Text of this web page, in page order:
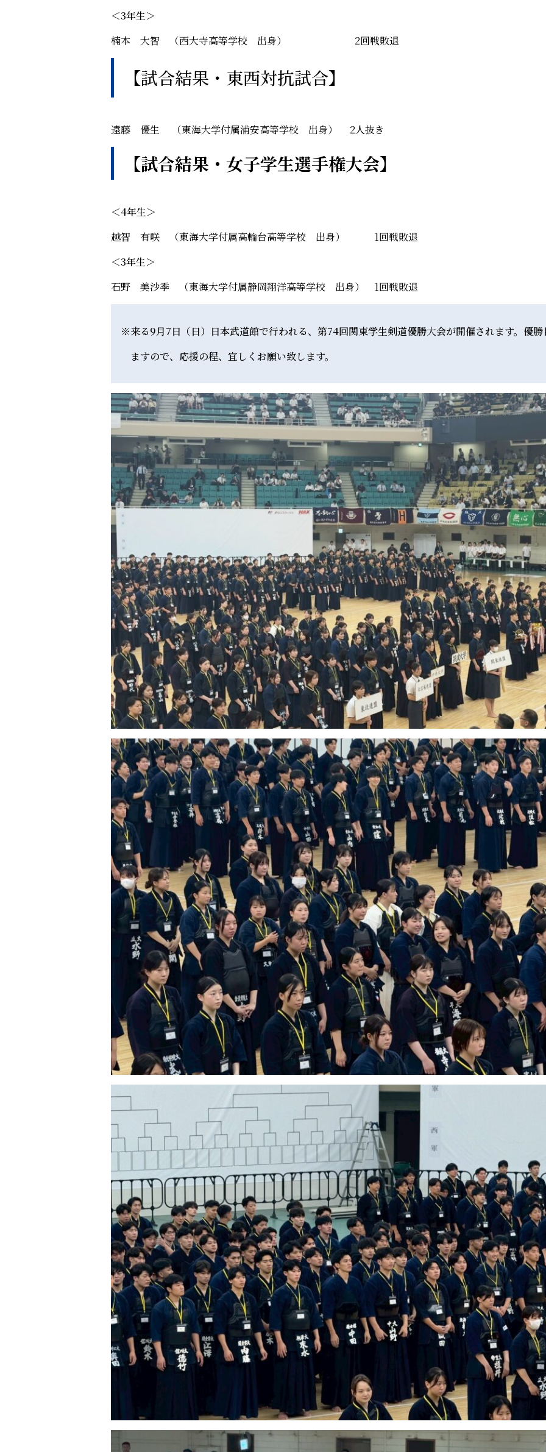
＜3年生＞
楠本 大智 （西大寺高等学校 出身） 2回戦敗退
【試合結果・東西対抗試合】
遠藤 優生 （東海大学付属浦安高等学校 出身） 2人抜き
【試合結果・女子学生選手権大会】
＜4年生＞
越智 有咲 （東海大学付属高輪台高等学校 出身） 1回戦敗退
＜3年生＞
石野 美沙季 （東海大学付属静岡翔洋高等学校 出身） 1回戦敗退
※来る9月7日（日）日本武道館で行われる、第74回関東学生剣道優勝大会が開催されます。優勝
ますので、応援の程、宜しくお願い致します。